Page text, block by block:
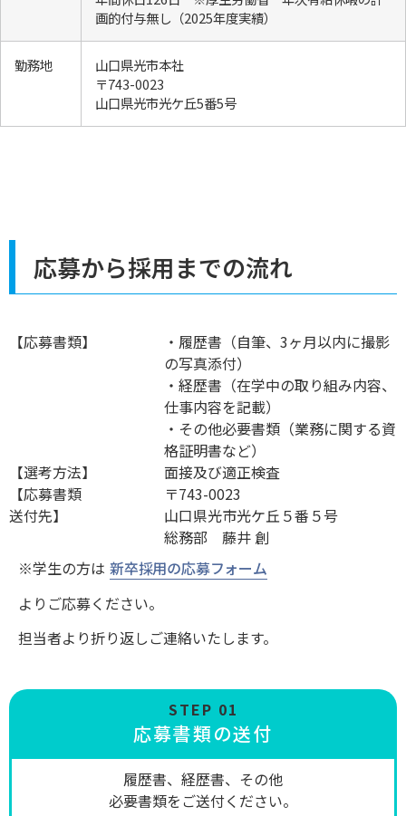
画的付与無し（2025年度実績）
勤務地
山口県光市本社
〒743-0023
山口県光市光ケ丘5番5号
応募から採用までの流れ
【応募書類】
・履歴書（自筆、3ヶ月以内に撮影
の写真添付）
・経歴書（在学中の取り組み内容、
仕事内容を記載）
・その他必要書類（業務に関する資
格証明書など）
【選考方法】
面接及び適正検査
【応募書類
送付先】
〒743-0023
山口県光市光ケ丘５番５号
総務部 藤井 創
※学生の方は 新卒採用の応募フォーム
よりご応募ください。
担当者より折り返しご連絡いたします。
STEP 01
応募書類の送付
履歴書、経歴書、その他
必要書類をご送付ください。